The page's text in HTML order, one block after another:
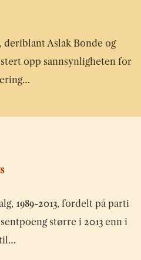
Aslak Bonde og
opp sannsynligheten for
1989-2013, fordelt på parti
større i 2013 enn i
til…